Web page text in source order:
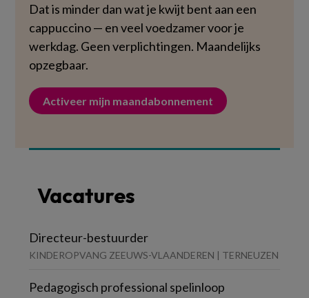
Dat is minder dan wat je kwijt bent aan een
cappuccino — en veel voedzamer voor je
werkdag. Geen verplichtingen. Maandelijks
opzegbaar.
Activeer mijn maandabonnement
Vacatures
Directeur-bestuurder
KINDEROPVANG ZEEUWS-VLAANDEREN | TERNEUZEN
Pedagogisch professional spelinloop